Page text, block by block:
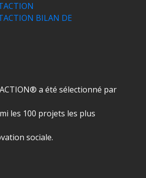
BILAN DE
a été sélectionné par
les 100 projets les plus
sociale.